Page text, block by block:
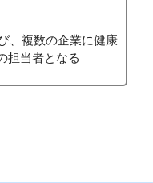
、複数の企業に健康
担当者となる